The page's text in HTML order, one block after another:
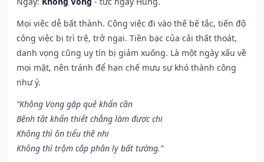
Mọi việc dễ bất thành. Công việc đi vào thế bế tắc, tiến độ
công việc bị trì trệ, trở ngại. Tiền bạc của cải thất thoát,
danh vọng cũng uy tín bị giảm xuống. Là một ngày xấu về
mọi mặt, nên tránh để hạn chế mưu sự khó thành công
như ý.
“Không Vong gặp quẻ khẩn cần
Bệnh tật khẩn thiết chẳng làm được chi
Không thì ôn tiểu thê nhi
Không thì trộm cắp phân ly bất tường.”